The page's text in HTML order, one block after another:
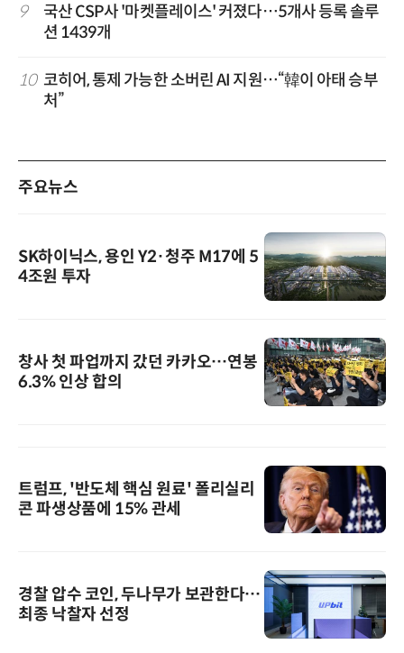
9
국산 CSP사 '마켓플레이스' 커졌다…5개사 등록 솔루
션 1439개
10 코히어, 통제 가능한 소버린 AI 지원…“韓이 아태 승부
처”
주요뉴스
SK하이닉스, 용인 Y2·청주 M17에 5
4조원 투자
창사 첫 파업까지 갔던 카카오…연봉
6.3% 인상 합의
트럼프, '반도체 핵심 원료' 폴리실리
콘 파생상품에 15% 관세
경찰 압수 코인, 두나무가 보관한다…
최종 낙찰자 선정